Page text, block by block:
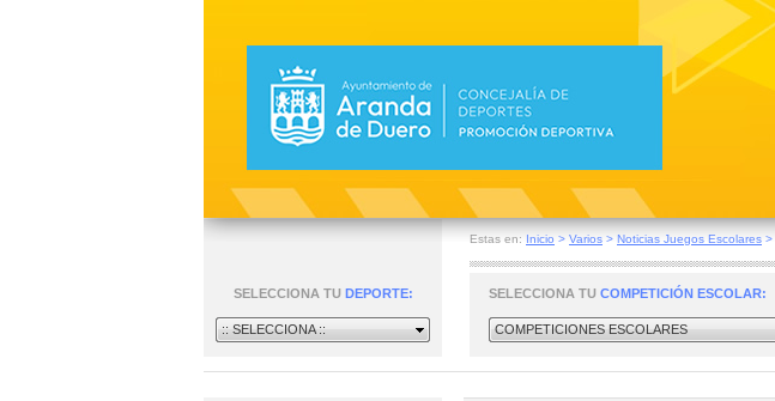
Estas en: Inicio > Varios > Noticias Juegos Escolares >
SELECCIONA TU DEPORTE:
:: SELECCIONA ::
SELECCIONA TU COMPETICIÓN ESCOLAR:
COMPETICIONES ESCOLARES